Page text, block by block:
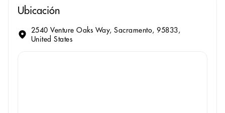
Ubicación
2540 Venture Oaks Way, Sacramento, 95833,
United States